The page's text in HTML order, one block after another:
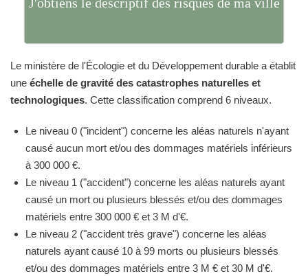
Le ministère de l'Écologie et du Développement durable a établit
une échelle de gravité des catastrophes naturelles et
technologiques. Cette classification comprend 6 niveaux.
Le niveau 0 ("incident") concerne les aléas naturels n'ayant
causé aucun mort et/ou des dommages matériels inférieurs
à 300 000 €.
Le niveau 1 ("accident") concerne les aléas naturels ayant
causé un mort ou plusieurs blessés et/ou des dommages
matériels entre 300 000 € et 3 M d'€.
Le niveau 2 ("accident très grave") concerne les aléas
naturels ayant causé 10 à 99 morts ou plusieurs blessés
et/ou des dommages matériels entre 3 M € et 30 M d'€.